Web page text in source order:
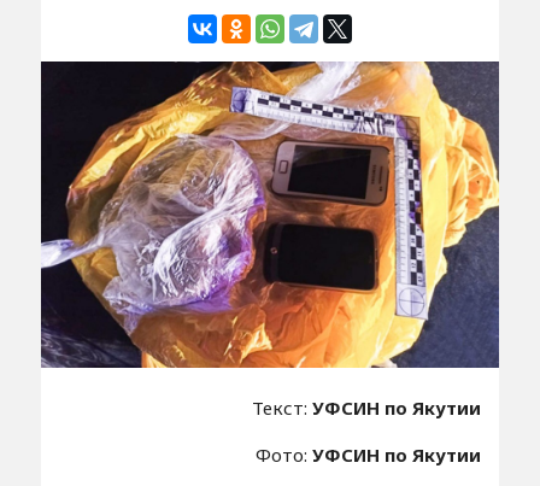
Текст:УФСИН по Якутии
Фото:УФСИН по Якутии